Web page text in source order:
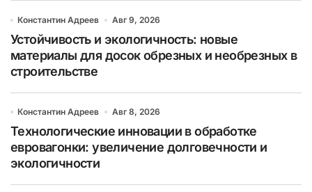
Константин Адреев Авг 9, 2026
Устойчивость и экологичность: новые
материалы для досок обрезных и необрезных в
строительстве
Константин Адреев Авг 8, 2026
Технологические инновации в обработке
евровагонки: увеличение долговечности и
экологичности